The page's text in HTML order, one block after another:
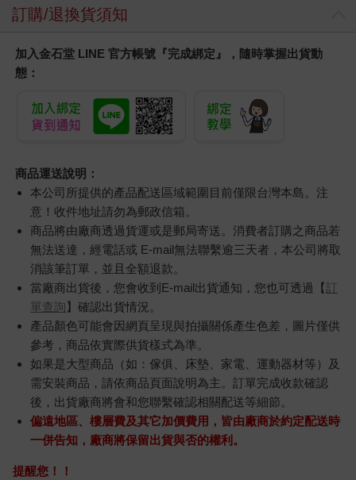
訂購/退換貨須知
加入金石堂 LINE 官方帳號『完成綁定』，隨時掌握出貨動
態：
商品運送說明：
本公司所提供的產品配送區域範圍目前僅限台灣本島。注
意！收件地址請勿為郵政信箱。
商品將由廠商透過貨運或是郵局寄送。消費者訂購之商品若
無法送達，經電話或 E-mail無法聯繫逾三天者，本公司將取
消該筆訂單，並且全額退款。
當廠商出貨後，您會收到E-mail出貨通知，您也可透過【訂
單查詢】確認出貨情況。
產品顏色可能會因網頁呈現與拍攝關係產生色差，圖片僅供
參考，商品依實際供貨樣式為準。
如果是大型商品（如：傢俱、床墊、家電、運動器材等）及
需安裝商品，請依商品頁面說明為主。訂單完成收款確認
後，出貨廠商將會和您聯繫確認相關配送等細節。
偏遠地區、樓層費及其它加價費用，皆由廠商於約定配送時
一併告知，廠商將保留出貨與否的權利。
提醒您！！